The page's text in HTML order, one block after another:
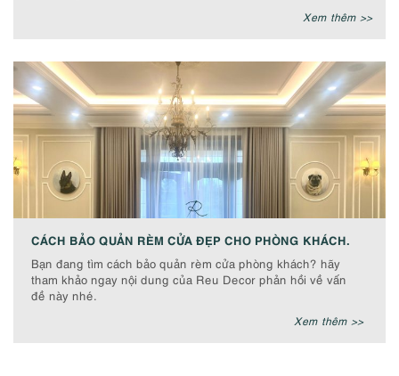
Xem thêm >>
CÁCH BẢO QUẢN RÈM CỬA ĐẸP CHO PHÒNG KHÁCH.
Bạn đang tìm cách bảo quản rèm cửa phòng khách? hãy
tham khảo ngay nội dung của Reu Decor phản hồi về vấn
đề này nhé.
Xem thêm >>